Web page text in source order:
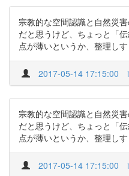
宗教的な空間認識と自然災
だと思うけど、ちょっと「
点が薄いというか、整理しす
2017-05-14 17:15:00
宗教的な空間認識と自然災
だと思うけど、ちょっと「
点が薄いというか、整理しす
2017-05-14 17:15:00